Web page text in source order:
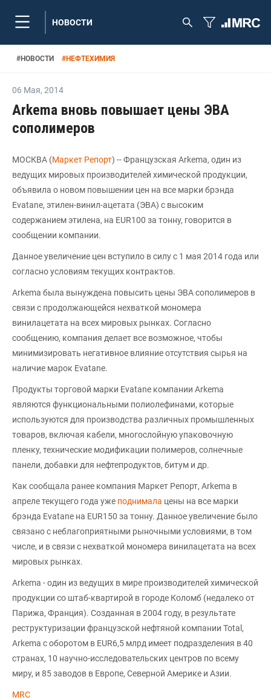
НОВОСТИ
#НОВОСТИ #НЕФТЕХИМИЯ
06 Мая, 2014
Arkema вновь повышает цены ЭВА
сополимеров
МОСКВА (Маркет Репорт) -- Французская Arkema, один из
ведущих мировых производителей химической продукции,
объявила о новом повышении цен на все марки брэнда
Evatane, этилен-винил-ацетата (ЭВА) с высоким
содержанием этилена, на EUR100 за тонну, говорится в
сообщении компании.
Данное увеличение цен вступило в силу с 1 мая 2014 года или
согласно условиям текущих контрактов.
Arkema была вынуждена повысить цены ЭВА сополимеров в
связи с продолжающейся нехваткой мономера
винилацетата на всех мировых рынках. Согласно
сообщению, компания делает все возможное, чтобы
минимизировать негативное влияние отсутствия сырья на
наличие марок Evatane.
Продукты торговой марки Evatane компании Arkema
являются функциональными полиолефинами, которые
используются для производства различных промышленных
товаров, включая кабели, многослойную упаковочную
пленку, технические модификации полимеров, солнечные
панели, добавки для нефтепродуктов, битум и др.
Как сообщала ранее компания Маркет Репорт, Arkema в
апреле текущего года уже поднимала цены на все марки
брэнда Evatane на EUR150 за тонну. Данное увеличение было
связано с неблагоприятными рыночными условиями, в том
числе, и в связи с нехваткой мономера винилацетата на всех
мировых рынках.
Arkema - один из ведущих в мире производителей химической
продукции со штаб-квартирой в городе Коломб (недалеко от
Парижа, Франция). Созданная в 2004 году, в результате
реструктуризации французской нефтяной компании Total,
Arkema с оборотом в EUR6,5 млрд имеет подразделения в 40
странах, 10 научно-исследовательских центров по всему
миру, и 85 заводов в Европе, Северной Америке и Азии.
MRC